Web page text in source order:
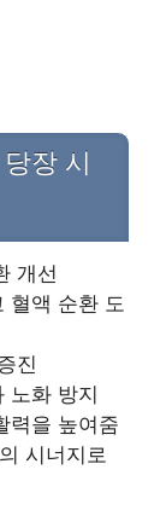
장 시
개선
혈액 순환 도
진
노화 방지
력을 높여줌
시너지로